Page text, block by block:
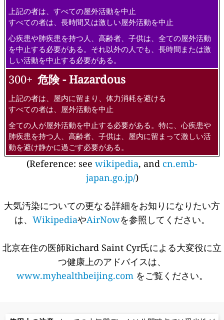
上記の者は、すべての屋外活動を中止
すべての者は、長時間又は激しい屋外活動を中止
心疾患や肺疾患を持つ人、高齢者、子供は、全ての屋外活動
を中止する必要がある。それ以外の人でも、長時間または激
しい活動を中止する必要がある。
300+ 危険 - Hazardous
上記の者は、屋内に留まり、体力消耗を避ける
すべての者は、屋外活動を中止
全ての人が屋外活動を中止する必要がある。特に、心疾患や
肺疾患を持つ人、高齢者、子供は、屋内に留まって激しい活
動を避け静かに過ごす必要がある。
(Reference: see wikipedia, and cn.emb-
japan.go.jp/)
大気汚染についての更なる詳細をお知りになりたい方
は、 WikipediaやAirNowを参照してください。
北京在住の医師Richard Saint Cyr氏による大変役に立
つ健康上のアドバイスは、
www.myhealthbeijing.com をご覧ください。